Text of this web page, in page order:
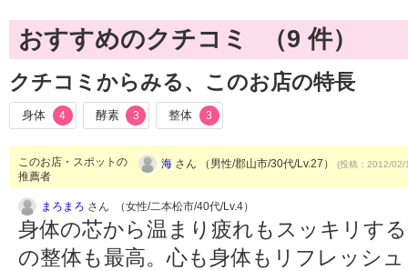
おすすめのクチコミ （9 件）
クチコミからみる、このお店の特長
身体 4 酵素 3 整体 3
このお店・スポットの
推薦者
海 さん （男性/郡山市/30代/Lv.27） (投稿：2012/
まろまろ さん （女性/二本松市/40代/Lv.4）
身体の芯から温まり疲れもスッキリす
の整体も最高。心も身体もリフレッシ